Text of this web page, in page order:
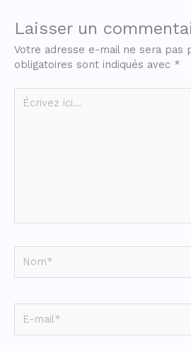
Laisser un
Votre adresse e-mail ne sera pas
obligatoires sont indiqués avec *
Écrivez
ici…
mail*